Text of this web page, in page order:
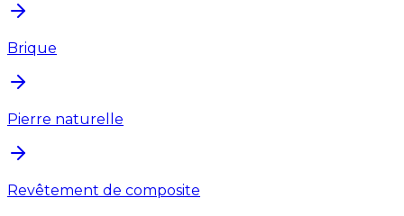
Brique
Pierre naturelle
Revêtement de composite